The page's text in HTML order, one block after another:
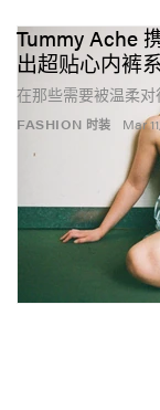
FASHION 时装
Tummy Ache
出超贴心内裤
在那些需要被温柔对
Mar